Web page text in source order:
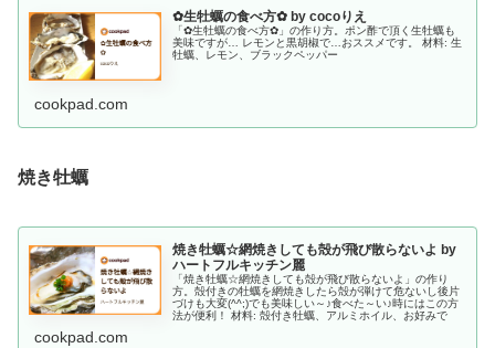
✿生牡蠣の食べ方✿ by cocoりえ
「✿生牡蠣の食べ方✿」の作り方。ポン酢で頂く生牡蠣も
美味ですが… レモンと黒胡椒で…おススメです。 材料: 生
牡蠣、レモン、ブラックペッパー
cookpad.com
焼き牡蠣
焼き牡蠣☆網焼きしても殻が飛び散らないよ by
ハートフルキッチン麗
「焼き牡蠣☆網焼きしても殻が飛び散らないよ」の作り
方。殻付きの牡蠣を網焼きしたら殻が弾けて危ないし後片
づけも大変(^^;)でも美味しい～♪食べた～い♪時にはこの方
法が便利！ 材料: 殻付き牡蠣、アルミホイル、お好みで
cookpad.com